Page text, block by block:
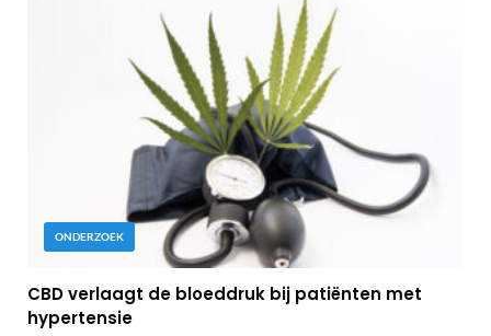
ONDERZOEK
CBD verlaagt de bloeddruk bij patiënten met
hypertensie